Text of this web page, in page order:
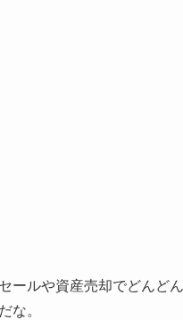
ールや資産売却でどんど
な。